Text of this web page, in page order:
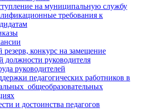
на муниципальную службу
требования к
конкурс на замещение
должности руководителя
руководителей
педагогических работников в
общеобразовательных
и достоинства педагогов